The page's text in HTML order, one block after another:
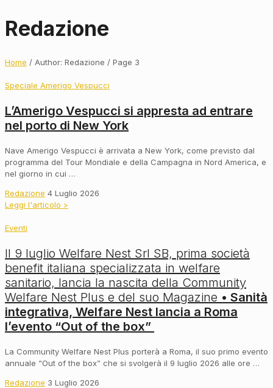
Redazione
Home / Author: Redazione / Page 3
Speciale Amerigo Vespucci
L’Amerigo Vespucci si appresta ad entrare
nel porto di New York
Nave Amerigo Vespucci è arrivata a New York, come previsto dal
programma del Tour Mondiale e della Campagna in Nord America, e
nel giorno in cui …
Redazione 4 Luglio 2026
Leggi l'articolo >
Eventi
Il 9 luglio Welfare Nest Srl SB, prima società
benefit italiana specializzata in welfare
sanitario, lancia la nascita della Community
Welfare Nest Plus e del suo Magazine • Sanità
integrativa, Welfare Nest lancia a Roma
l’evento “Out of the box”
La Community Welfare Nest Plus porterà a Roma, il suo primo evento
annuale “Out of the box” che si svolgerà il 9 luglio 2026 alle ore …
Redazione 3 Luglio 2026